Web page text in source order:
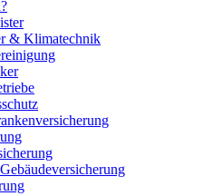
& Klimatechnik